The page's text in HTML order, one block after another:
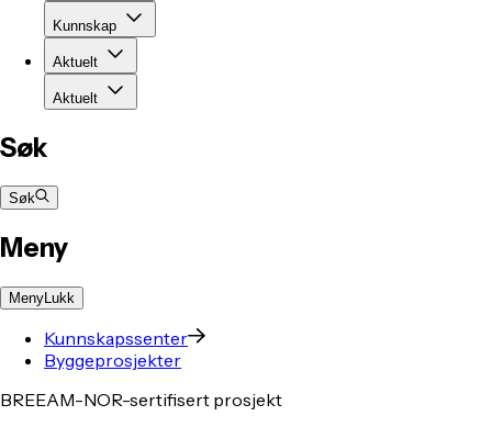
Kunnskap
Aktuelt
Aktuelt
Søk
Søk
Meny
MenyLukk
Kunnskapssenter
Byggeprosjekter
BREEAM-NOR-sertifisert prosjekt